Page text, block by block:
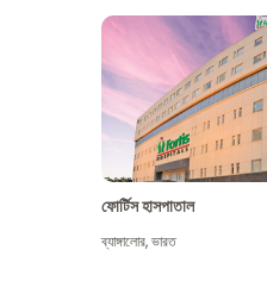
ফোর্টিস হাসপাতাল
ব্যাঙ্গালোর,ভারত